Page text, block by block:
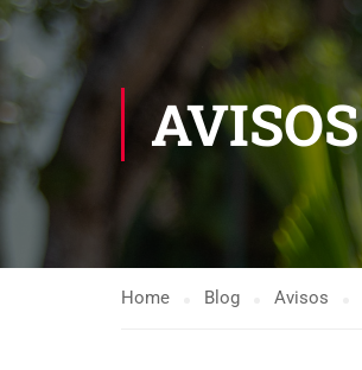
AVISOS
Home Blog Avisos